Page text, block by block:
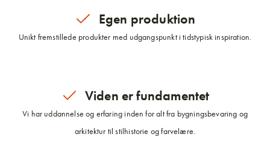
Egen produktion
Unikt fremstillede produkter med udgangspunkt i tidstypisk inspiration.
Viden er fundamentet
Vi har uddannelse og erfaring inden for alt fra bygningsbevaring og
arkitektur til stilhistorie og farvelære.